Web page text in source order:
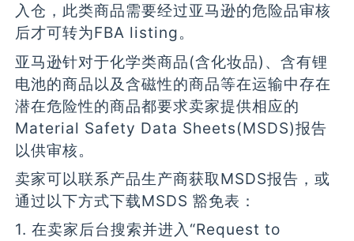
入仓，此类商品需要经过亚马逊的危险品审核
后才可转为FBA listing。
亚马逊针对于化学类商品(含化妆品)、含有锂
电池的商品以及含磁性的商品等在运输中存在
潜在危险性的商品都要求卖家提供相应的
Material Safety Data Sheets(MSDS)报告
以供审核。
卖家可以联系产品生产商获取MSDS报告，或
通过以下方式下载MSDS 豁免表：
1. 在卖家后台搜索并进入“Request to